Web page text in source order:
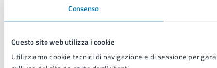
Consenso
Questo sito web utilizza i cookie
Utilizziamo cookie tecnici di navigazione e di sessione per